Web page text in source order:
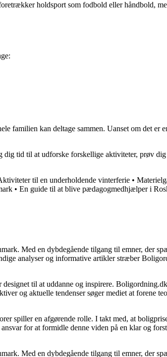
holdsport som fodbold eller håndbold,
familien kan deltage sammen. Uanset om det er
dig tid til at udforske forskellige aktiviteter, prøv
til en underholdende vinterferie •
• En guide til at blive pædagogmedhjælper i
Med en dybdegående tilgang til emner, der
analyser og informative artikler stræber
til at uddanne og inspirere.
og aktuelle tendenser søger mediet at forene
spiller en afgørende rolle. I takt med, at
for at formidle denne viden på en klar og
Med en dybdegående tilgang til emner, der